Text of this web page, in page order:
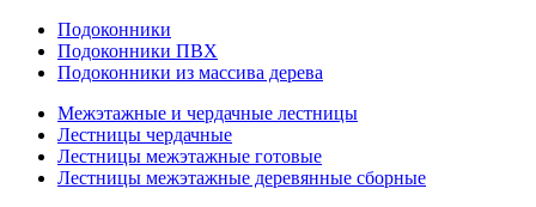
Подоконники
Подоконники ПВХ
Подоконники из массива дерева
Межэтажные и чердачные лестницы
Лестницы чердачные
Лестницы межэтажные готовые
Лестницы межэтажные деревянные сборные